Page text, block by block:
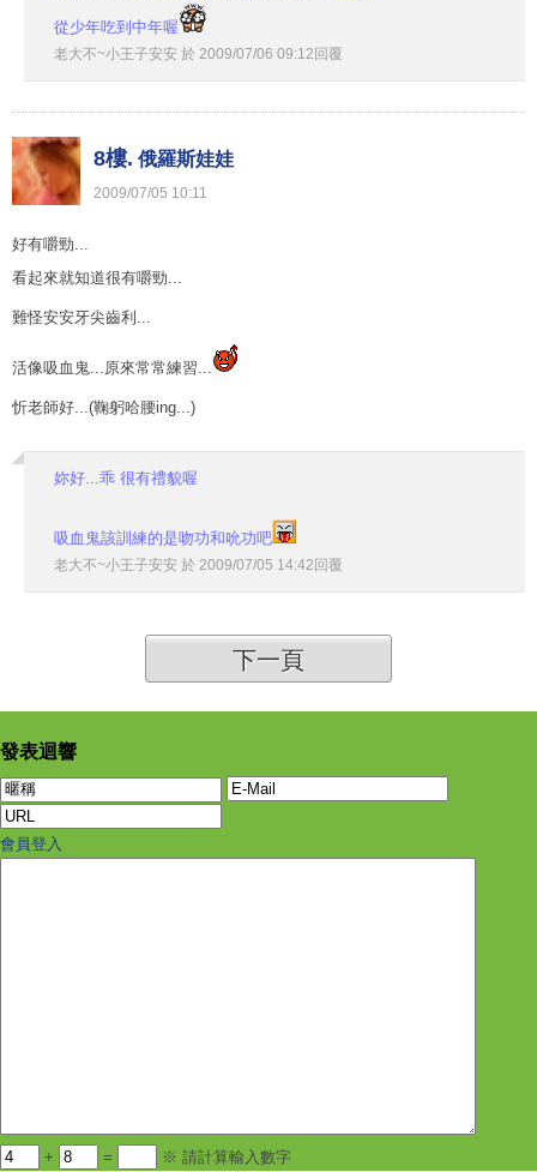
從少年吃到中年喔
老大不~小王子安安 於 2009/07/06 09:12 回覆
8樓. 俄羅斯娃娃
2009/07/05 10:11
好有嚼勁...
看起來就知道很有嚼勁...
難怪安安牙尖齒利...
活像吸血鬼...原來常常練習...
忻老師好...(鞠躬哈腰ing...)
妳好...乖 很有禮貌喔
吸血鬼該訓練的是吻功和吮功吧
老大不~小王子安安 於 2009/07/05 14:42 回覆
下一頁
發表迴響
會員登入
+ = ※ 請計算輸入數字